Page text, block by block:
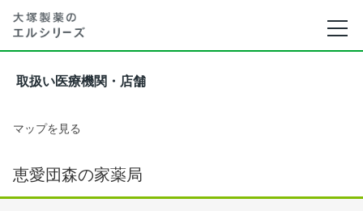
取扱い医療機関・店舗
マップを見る
恵愛団森の家薬局